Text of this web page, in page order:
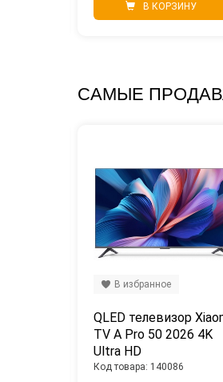
В КОРЗИНУ
САМЫЕ
QLED телевизор
TV A Pro 50 2026 4K
Ultra HD
Код товара: 140086
В избранное